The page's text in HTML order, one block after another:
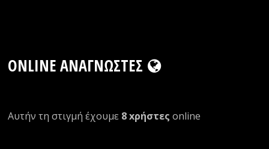
ONLINE ΑΝΑΓΝΏΣΤΕΣ
Αυτήν τη στιγμή έχουμε 8 xρήστες οnline